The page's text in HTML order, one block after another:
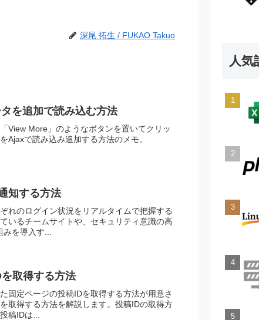
深尾 拓生 / FUKAO Takuo
を追加で読み込む方法
View More」のようなボタンを置いてクリッ
Ajaxで読み込み追加する方法のメモ。
知する方法
れのログイン状況をリアルタイムで把握する
いるチームサイトや、セキュリティ意識の高
みを導入す...
取得する方法
固定ページの投稿IDを取得する方法が用意さ
取得する方法を解説します。投稿IDの取得方
稿IDは...
人気